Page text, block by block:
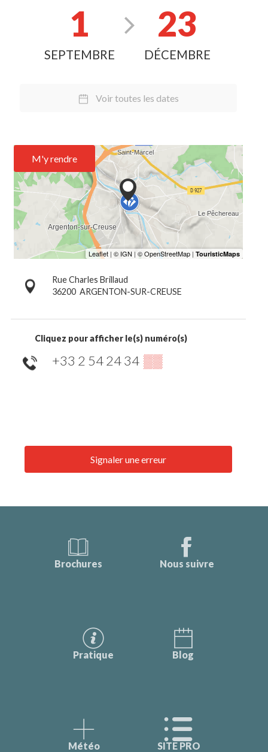
1
SEPTEMBRE
23
DÉCEMBRE
Voir toutes les dates
M'y rendre
Rue Charles Brillaud
36200 ARGENTON-SUR-CREUSE
Cliquez pour afficher le(s) numéro(s)
+33 2 54 24 34 ▒▒
Signaler une erreur
Brochures Nous suivre
Pratique Blog
Météo SITE PRO